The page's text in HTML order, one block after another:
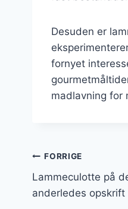
Desuden er
fornyet
madlavning for
FORRIGE
Lammeculotte på
anderledes opskrift